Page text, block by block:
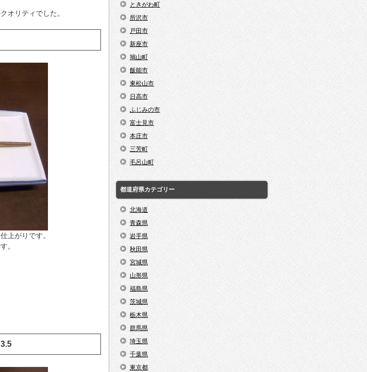
オリティでした。
上がりです。
。
3.5
ときがわ町
所沢市
戸田市
新座市
鳩山町
飯能市
東松山市
日高市
ふじみの市
富士見市
本庄市
三芳町
毛呂山町
都道府県カテゴリー
北海道
青森県
岩手県
秋田県
宮城県
山形県
福島県
茨城県
栃木県
群馬県
埼玉県
千葉県
東京都